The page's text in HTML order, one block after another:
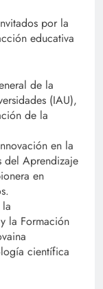
por la
educativa
de la
(IAU),
de la
en la
del Aprendizaje
en
la Formación
científica